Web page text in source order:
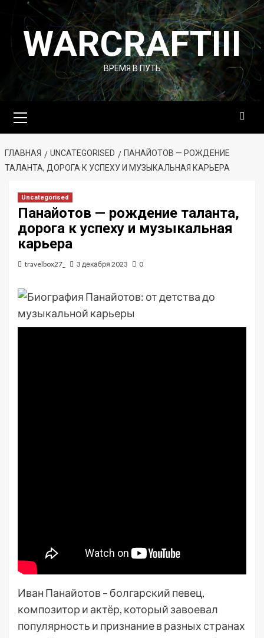
Перейти
содержимому
WARCRAFTIII
ВРЕМЯ В ПУТЬ
меню
ГЛАВНАЯ UNCATEGORISED
ПАНАЙОТОВ — РОЖДЕНИЕ
ТАЛАНТА, ДОРОГА К УСПЕХУ И МУЗЫКАЛЬНАЯ КАРЬЕРА
Uncategorised
Панайотов — рождение таланта,
дорога к успеху и музыкальная
карьера
travelbox27_ 3 декабря 2023 0
Иван Панайотов – болгарский певец,
композитор и актёр, который завоевал
популярность и признание в разных странах